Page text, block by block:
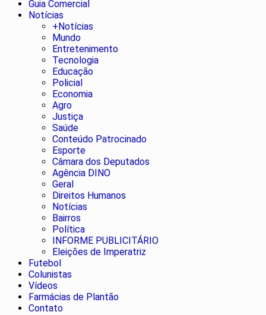
Guia Comercial
Notícias
+Notícias
Mundo
Entretenimento
Tecnologia
Educação
Policial
Economia
Agro
Justiça
Saúde
Conteúdo Patrocinado
Esporte
Câmara dos Deputados
Agência DINO
Geral
Direitos Humanos
Notícias
Bairros
Política
INFORME PUBLICITÁRIO
Eleições de Imperatriz
Futebol
Colunistas
Vídeos
Farmácias de Plantão
Contato